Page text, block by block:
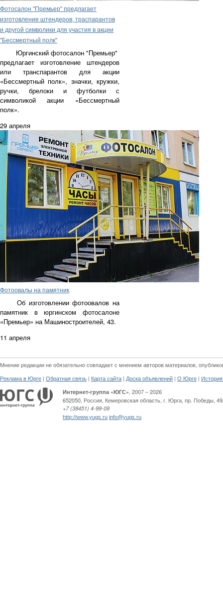
Фотосалон "Премьер" предлагает
изготовление штендеров, траспарантов
и другой символики для участия в акции
"Бессмертный полк"
Юргинский фотосалон "Премьер"
предлагает изготовление штендеров
или транспарантов для акции
«Бессмертный полк», значки, кружки,
ручки, брелоки и футболки с
символикой акции «Бессмертный
полк».
29 апреля
Фотоовалы на памятник
Об изготовлении фотоовалов на
памятник в юргинском фотосалоне
«Премьер» на Машиностроителей, 43.
11 апреля
Мнение редакции не обязательно совпадает с мнением авторов материалов,
Реклама в Юрге | Обратная связь | Карта сайта | Доска объявлений | О Юрге |
Интернет-группа «ЮГС» , 2007 – 2026
652050, Россия, Кемеровская область, г. Юрга, пр. Победы,
+7 (38451) 4-99-09
http://www.yugs.ru info@yugs.ru